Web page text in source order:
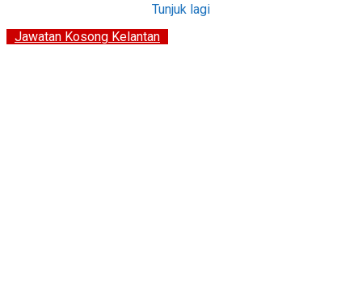
Tunjuk lagi
Jawatan Kosong Kelantan